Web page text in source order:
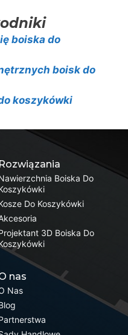
boiska do
boisk do
koszykówki
Rozwiązania
Boiska Do
Do Koszykówki
3D Boiska Do
nas
Nas